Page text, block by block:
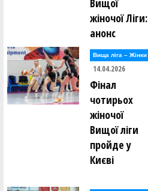
Вищої
жіночої Ліги:
анонс
Вища лiга – Жiнки
14.04.2026
Фінал
чотирьох
жіночої
Вищої ліги
пройде у
Києві